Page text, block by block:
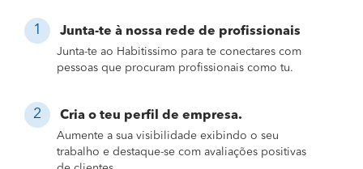
Junta-te à nossa rede de profissionais
Junta-te ao Habitissimo para te conectares com
pessoas que procuram profissionais como tu.
Cria o teu perfil de empresa.
Aumente a sua visibilidade exibindo o seu
trabalho e destaque-se com avaliações positivas